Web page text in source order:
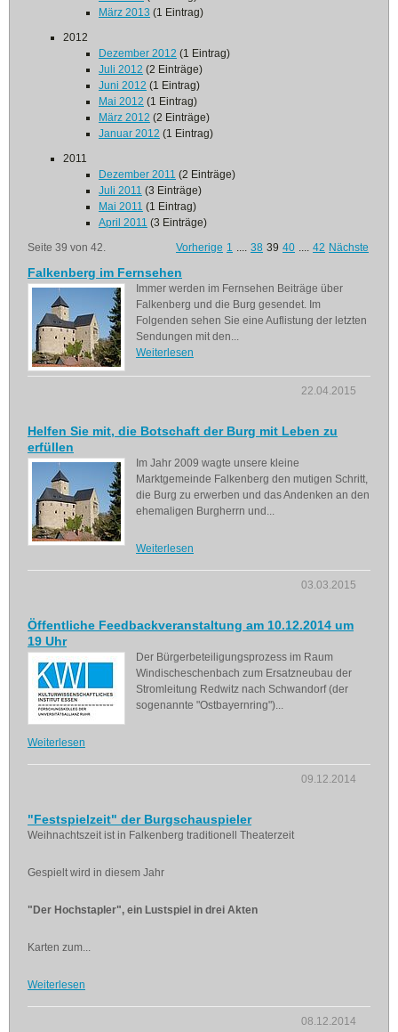
März 2013 (1 Eintrag)
2012
Dezember 2012 (1 Eintrag)
Juli 2012 (2 Einträge)
Juni 2012 (1 Eintrag)
Mai 2012 (1 Eintrag)
März 2012 (2 Einträge)
Januar 2012 (1 Eintrag)
2011
Dezember 2011 (2 Einträge)
Juli 2011 (3 Einträge)
Mai 2011 (1 Eintrag)
April 2011 (3 Einträge)
Seite 39 von 42.
Vorherige 1 .... 38 39 40 .... 42 Nächste
Falkenberg im Fernsehen
Immer werden im Fernsehen Beiträge über
Falkenberg und die Burg gesendet. Im
Folgenden sehen Sie eine Auflistung der letzten
Sendungen mit den...
Weiterlesen
22.04.2015
Helfen Sie mit, die Botschaft der Burg mit Leben zu
erfüllen
Im Jahr 2009 wagte unsere kleine
Marktgemeinde Falkenberg den mutigen Schritt,
die Burg zu erwerben und das Andenken an den
ehemaligen Burgherrn und...
Weiterlesen
03.03.2015
Öffentliche Feedbackveranstaltung am 10.12.2014 um
19 Uhr
Der Bürgerbeteiligungsprozess im Raum
Windischeschenbach zum Ersatzneubau der
Stromleitung Redwitz nach Schwandorf (der
sogenannte "Ostbayernring")...
Weiterlesen
09.12.2014
"Festspielzeit" der Burgschauspieler
Weihnachtszeit ist in Falkenberg traditionell Theaterzeit
Gespielt wird in diesem Jahr
"Der Hochstapler", ein Lustspiel in drei Akten
Karten zum...
Weiterlesen
08.12.2014